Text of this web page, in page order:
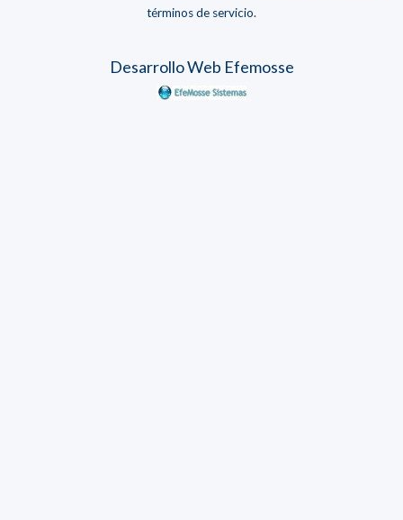
términos de servicio.
Desarrollo Web Efemosse